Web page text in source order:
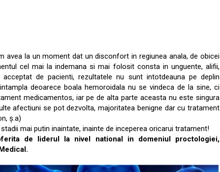
avea la un moment dat un disconfort in regiunea anala, de obicei
cel mai la indemana si mai folosit consta in unguente, alifii,
de pacienti, rezultatele nu sunt intotdeauna pe deplin
deoarece boala hemoroidala nu se vindeca de la sine, ci
medicamentos, iar pe de alta parte aceasta nu este singura
afectiuni se pot dezvolta, majoritatea benigne dar cu tratament
ș.a)
mai putin inaintate, inainte de inceperea oricarui tratament!
de liderul la nivel national in domeniul proctologiei,